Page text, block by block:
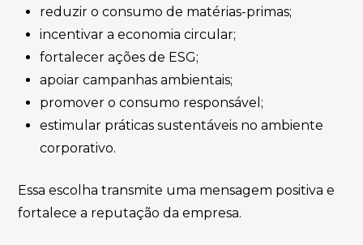
reduzir o consumo de matérias-primas;
incentivar a economia circular;
fortalecer ações de ESG;
apoiar campanhas ambientais;
promover o consumo responsável;
estimular práticas sustentáveis no ambiente
corporativo.
Essa escolha transmite uma mensagem positiva e
fortalece a reputação da empresa.